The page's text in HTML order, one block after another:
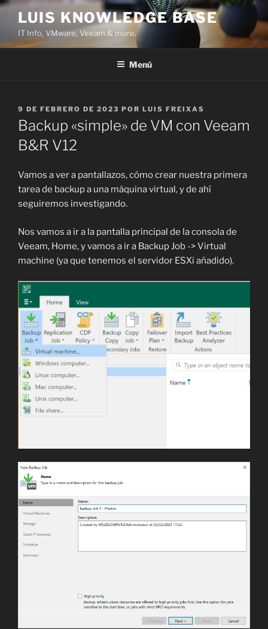
Saltar
contenido
LUIS KNOWLEDGE BASE
IT Info, VMware, Veeam & more.
Menú
PUBLICADO
EL
9 DE FEBRERO DE 2023 POR LUIS FREIXAS
Backup «simple» de VM con Veeam
B&R V12
Vamos a ver a pantallazos, cómo crear nuestra primera
tarea de backup a una máquina virtual, y de ahí
seguiremos investigando.
Nos vamos a ir a la pantalla principal de la consola de
Veeam, Home, y vamos a ir a Backup Job -> Virtual
machine (ya que tenemos el servidor ESXi añadido).